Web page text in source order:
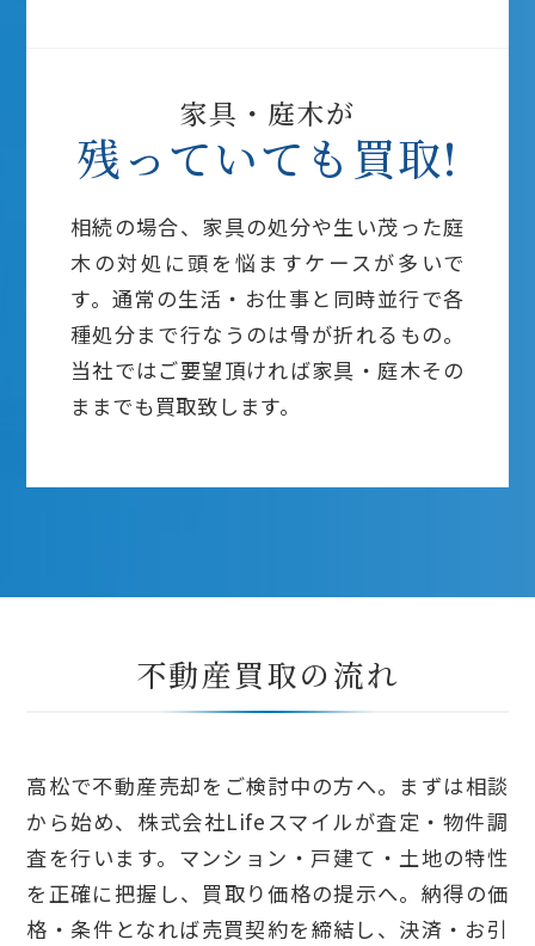
家具・庭木が
残っていても買取!
相続の場合、家具の処分や生い茂った庭
木の対処に頭を悩ますケースが多いで
す。通常の生活・お仕事と同時並行で各
種処分まで行なうのは骨が折れるもの。
当社ではご要望頂ければ家具・庭木その
ままでも買取致します。
不動産買取の流れ
高松で不動産売却をご検討中の方へ。まずは相談
から始め、株式会社Lifeスマイルが査定・物件調
査を行います。マンション・戸建て・土地の特性
を正確に把握し、買取り価格の提示へ。納得の価
格・条件となれば売買契約を締結し、決済・お引